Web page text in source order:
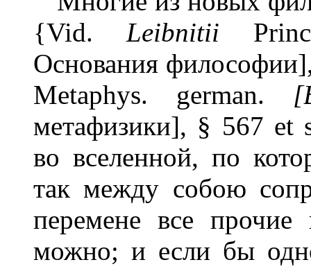
{Vid.Leibnitii
Основания
Metaphys. german.
метафизики], § 567 et
во вселенной, по
так между собою
перемене все
можно; и если бы